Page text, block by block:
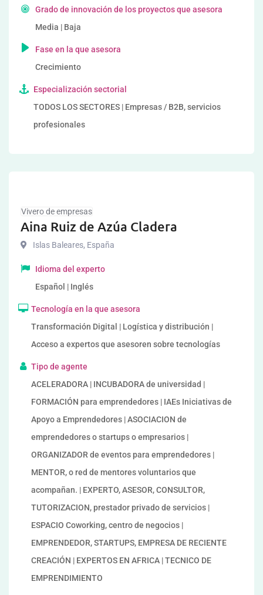
Grado de innovación de los proyectos que asesora
Media | Baja
Fase en la que asesora
Crecimiento
Especialización sectorial
TODOS LOS SECTORES | Empresas / B2B, servicios
profesionales
Vivero de empresas
Aina Ruiz de Azúa Cladera
Islas Baleares, España
Idioma del experto
Español | Inglés
Tecnología en la que asesora
Transformación Digital | Logística y distribución |
Acceso a expertos que asesoren sobre tecnologías
Tipo de agente
ACELERADORA | INCUBADORA de universidad |
FORMACIÓN para emprendedores | IAEs Iniciativas de
Apoyo a Emprendedores | ASOCIACION de
emprendedores o startups o empresarios |
ORGANIZADOR de eventos para emprendedores |
MENTOR, o red de mentores voluntarios que
acompañan. | EXPERTO, ASESOR, CONSULTOR,
TUTORIZACION, prestador privado de servicios |
ESPACIO Coworking, centro de negocios |
EMPRENDEDOR, STARTUPS, EMPRESA DE RECIENTE
CREACIÓN | EXPERTOS EN AFRICA | TECNICO DE
EMPRENDIMIENTO